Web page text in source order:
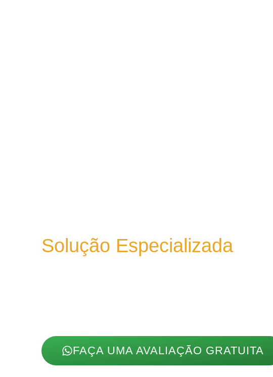
Solução EspecializadaPode
FAÇA UMA AVALIAÇÃO GRATUITA